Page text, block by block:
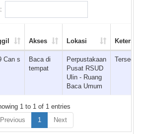
Akses Lokasi
Can s
Baca di
tempat
Perpustakaan
Pusat RSUD
Ulin - Ruang
Baca Umum
Tersedia
1 to 1 of 1 entries
Previous
1 Next